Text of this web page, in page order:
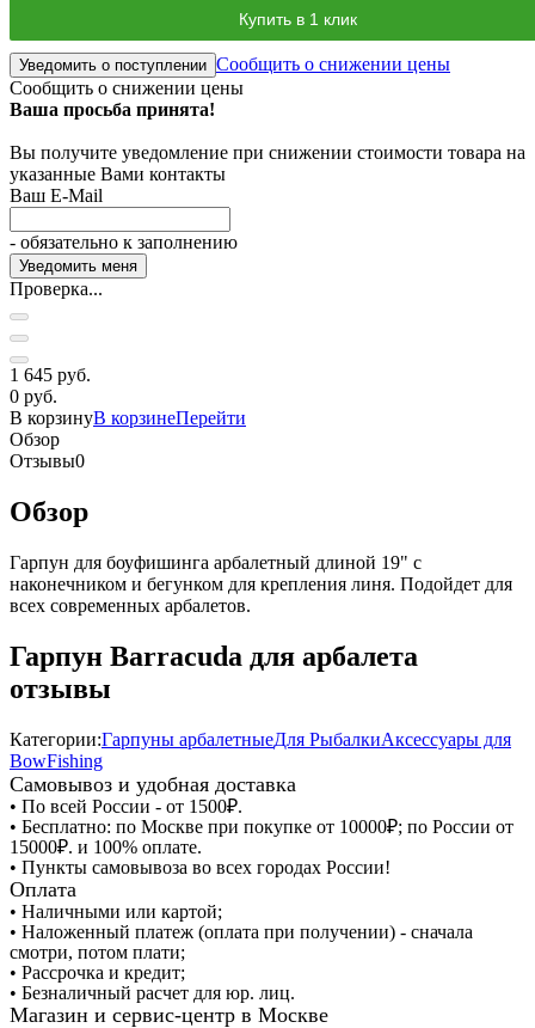
Купить в 1 клик
Уведомить о поступлении Сообщить о снижении цены
Сообщить о снижении цены
Ваша просьба принята!
Вы получите уведомление при снижении стоимости товара на
указанные Вами контакты
Ваш E-Mail
- обязательно к заполнению
Проверка...
1 645 руб.
0 руб.
В корзинуВ корзинеПерейти
Обзор
Отзывы0
Обзор
Гарпун для боуфишинга арбалетный длиной 19" с
наконечником и бегунком для крепления линя. Подойдет для
всех современных арбалетов.
Гарпун Barracuda для арбалета
отзывы
Категории:Гарпуны арбалетныеДля РыбалкиАксессуары для
BowFishing
Самовывоз и удобная доставка
• По всей России - от 1500₽.
• Бесплатно: по Москве при покупке от 10000₽; по России от
15000₽. и 100% оплате.
• Пункты самовывоза во всех городах России!
Оплата
• Наличными или картой;
• Наложенный платеж (оплата при получении) - сначала
смотри, потом плати;
• Рассрочка и кредит;
• Безналичный расчет для юр. лиц.
Магазин и сервис-центр в Москве